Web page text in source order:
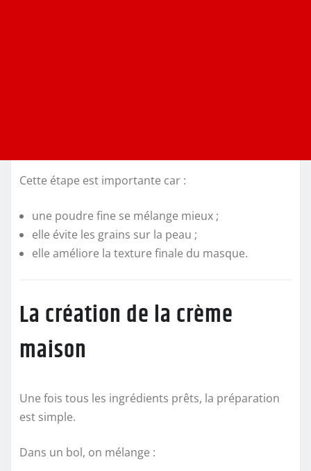
Cette étape est importante car :
une poudre fine se mélange mieux ;
elle évite les grains sur la peau ;
elle améliore la texture finale du masque.
La création de la crème
maison
Une fois tous les ingrédients prêts, la préparation
est simple.
Dans un bol, on mélange :